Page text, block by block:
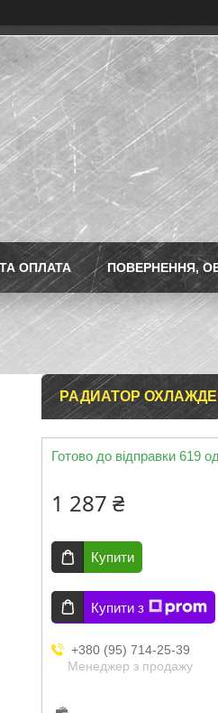
ОПЛАТА ПОВЕРНЕННЯ,
РАДИАТОР
Готово до відправки 619
1 287 ₴
Купити
Купити з
+380 (95) 714-25-39
Менеджер з продажу